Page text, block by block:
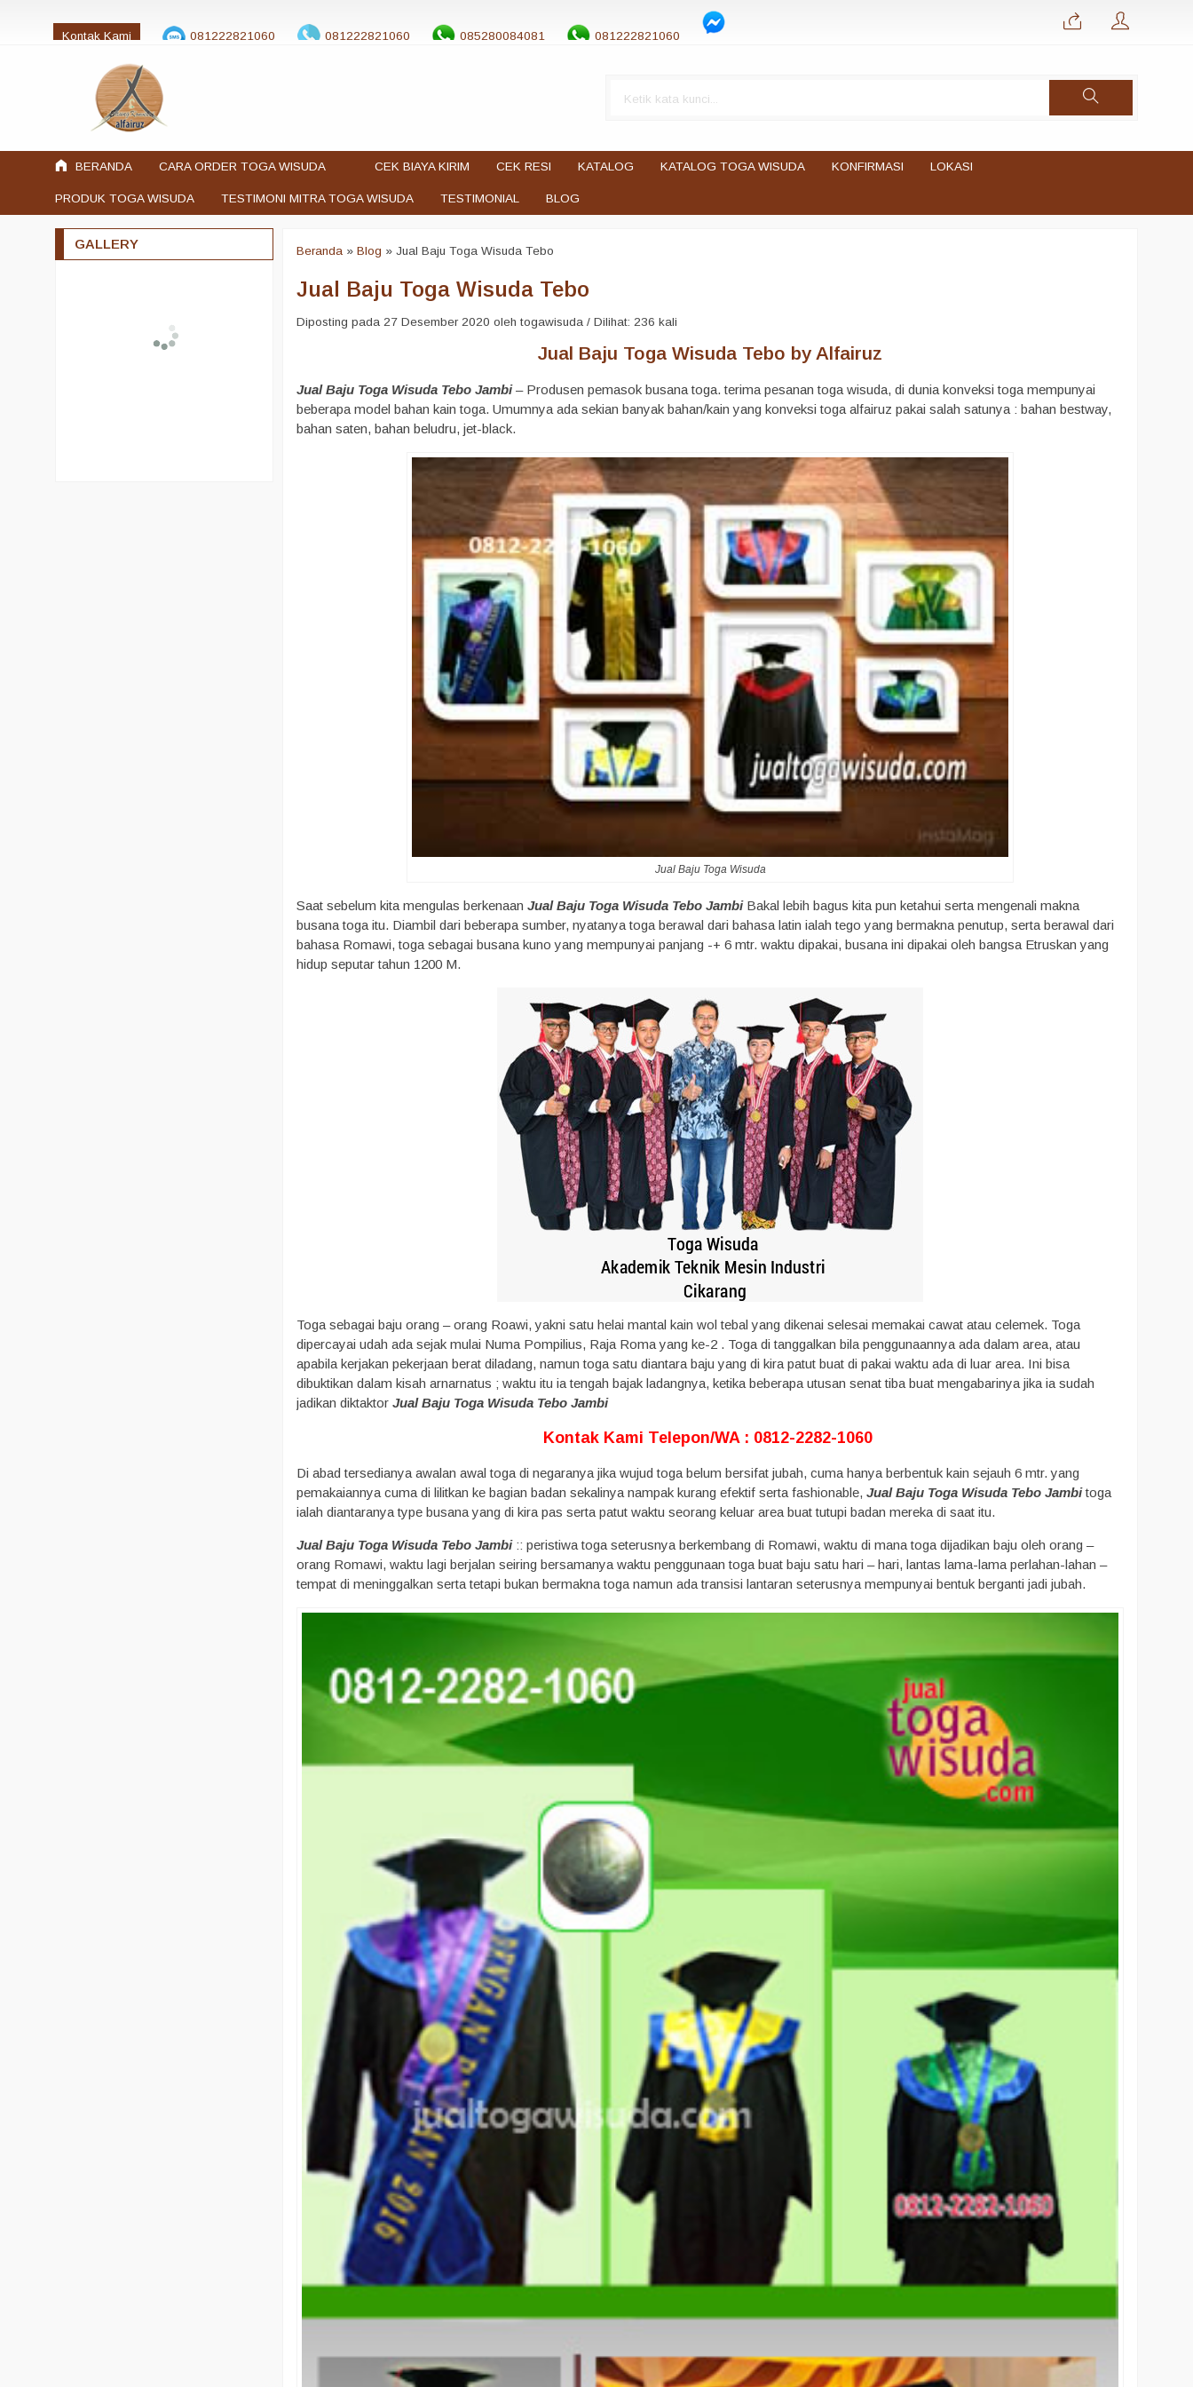
Kontak Kami 081222821060 081222821060 085280084081 081222821060
jualtogawisuda@gmail.com
BERANDA CARA ORDER TOGA WISUDA CEK BIAYA KIRIM CEK RESI KATALOG KATALOG TOGA WISUDA KONFIRMASI LOKASI
PRODUK TOGA WISUDA TESTIMONI MITRA TOGA WISUDA TESTIMONIAL BLOG
Beranda »Blog »Jual Baju Toga Wisuda Tebo
Jual Baju Toga Wisuda Tebo
Diposting pada 27 Desember 2020 oleh togawisuda / Dilihat: 236 kali
Jual Baju Toga Wisuda Tebo by Alfairuz
Jual Baju Toga Wisuda Tebo Jambi – Produsen pemasok busana toga. terima pesanan toga wisuda, di dunia konveksi toga mempunyai
beberapa model bahan kain toga. Umumnya ada sekian banyak bahan/kain yang konveksi toga alfairuz pakai salah satunya : bahan bestway,
bahan saten, bahan beludru, jet-black.
Jual Baju Toga Wisuda
Saat sebelum kita mengulas berkenaanJual Baju Toga Wisuda Tebo JambiBakal lebih bagus kita pun ketahui serta mengenali makna
busana toga itu. Diambil dari beberapa sumber, nyatanya toga berawal dari bahasa latin ialah tego yang bermakna penutup, serta berawal dari
bahasa Romawi, toga sebagai busana kuno yang mempunyai panjang -+ 6 mtr. waktu dipakai, busana ini dipakai oleh bangsa Etruskan yang
hidup seputar tahun 1200 M.
Toga sebagai baju orang – orang Roawi, yakni satu helai mantal kain wol tebal yang dikenai selesai memakai cawat atau celemek. Toga
dipercayai udah ada sejak mulai Numa Pompilius, Raja Roma yang ke-2 . Toga di tanggalkan bila penggunaannya ada dalam area, atau
apabila kerjakan pekerjaan berat diladang, namun toga satu diantara baju yang di kira patut buat di pakai waktu ada di luar area. Ini bisa
dibuktikan dalam kisah arnarnatus ; waktu itu ia tengah bajak ladangnya, ketika beberapa utusan senat tiba buat mengabarinya jika ia sudah
jadikan diktaktorJual Baju Toga Wisuda Tebo Jambi
Kontak Kami Telepon/WA : 0812-2282-1060
Di abad tersedianya awalan awal toga di negaranya jika wujud toga belum bersifat jubah, cuma hanya berbentuk kain sejauh 6 mtr. yang
pemakaiannya cuma di lilitkan ke bagian badan sekalinya nampak kurang efektif serta fashionable,Jual Baju Toga Wisuda Tebo Jambitoga
ialah diantaranya type busana yang di kira pas serta patut waktu seorang keluar area buat tutupi badan mereka di saat itu.
Jual Baju Toga Wisuda Tebo Jambi:: peristiwa toga seterusnya berkembang di Romawi, waktu di mana toga dijadikan baju oleh orang –
orang Romawi, waktu lagi berjalan seiring bersamanya waktu penggunaan toga buat baju satu hari – hari, lantas lama-lama perlahan-lahan –
tempat di meninggalkan serta tetapi bukan bermakna toga namun ada transisi lantaran seterusnya mempunyai bentuk berganti jadi jubah.
GALLERY